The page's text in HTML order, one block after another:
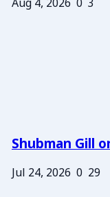
Aug 4, 2026 0 3
Shubman Gill
Jul 24, 2026 0 29